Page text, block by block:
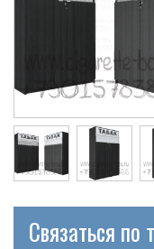
Cigarette
Связаться по